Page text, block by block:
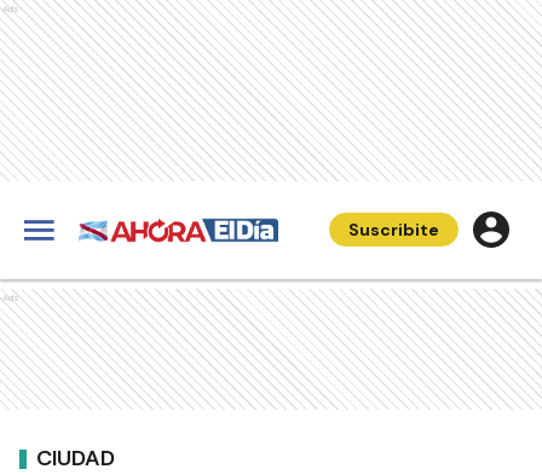
Ads
Suscribite
Ads
CIUDAD